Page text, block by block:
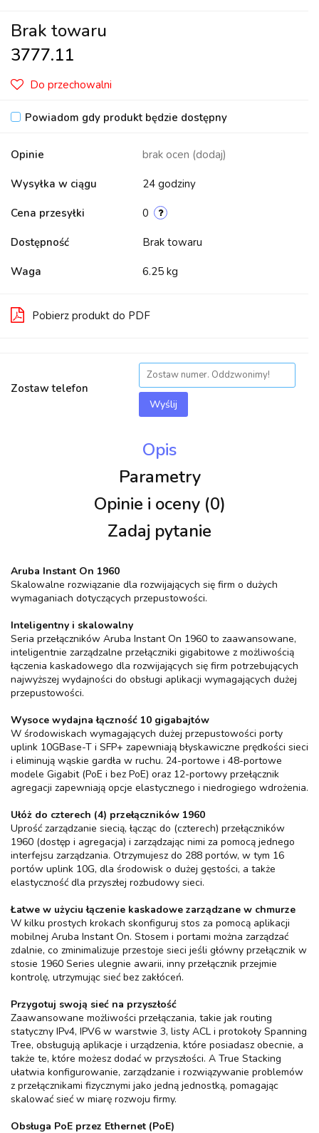
Brak towaru
3777.11
Do przechowalni
Powiadom gdy produkt będzie dostępny
Opinie brak ocen (dodaj)
Wysyłka w ciągu 24 godziny
Cena przesyłki 0
Dostępność Brak towaru
Waga 6.25 kg
Pobierz produkt do PDF
Zostaw telefon
Wyślij
Opis
Parametry
Opinie i oceny (0)
Zadaj pytanie
Aruba Instant On 1960
Skalowalne rozwiązanie dla rozwijających się firm o dużych
wymaganiach dotyczących przepustowości.
Inteligentny i skalowalny
Seria przełączników Aruba Instant On 1960 to zaawansowane,
inteligentnie zarządzalne przełączniki gigabitowe z możliwością
łączenia kaskadowego dla rozwijających się firm potrzebujących
najwyższej wydajności do obsługi aplikacji wymagających dużej
przepustowości.
Wysoce wydajna łączność 10 gigabajtów
W środowiskach wymagających dużej przepustowości porty
uplink 10GBase-T i SFP+ zapewniają błyskawiczne prędkości sieci
i eliminują wąskie gardła w ruchu. 24-portowe i 48-portowe
modele Gigabit (PoE i bez PoE) oraz 12-portowy przełącznik
agregacji zapewniają opcje elastycznego i niedrogiego wdrożenia.
Ułóż do czterech (4) przełączników 1960
Uprość zarządzanie siecią, łącząc do (czterech) przełączników
1960 (dostęp i agregacja) i zarządzając nimi za pomocą jednego
interfejsu zarządzania. Otrzymujesz do 288 portów, w tym 16
portów uplink 10G, dla środowisk o dużej gęstości, a także
elastyczność dla przyszłej rozbudowy sieci.
Łatwe w użyciu łączenie kaskadowe zarządzane w chmurze
W kilku prostych krokach skonfiguruj stos za pomocą aplikacji
mobilnej Aruba Instant On. Stosem i portami można zarządzać
zdalnie, co zminimalizuje przestoje sieci jeśli główny przełącznik w
stosie 1960 Series ulegnie awarii, inny przełącznik przejmie
kontrolę, utrzymując sieć bez zakłóceń.
Przygotuj swoją sieć na przyszłość
Zaawansowane możliwości przełączania, takie jak routing
statyczny IPv4, IPV6 w warstwie 3, listy ACL i protokoły Spanning
Tree, obsługują aplikacje i urządzenia, które posiadasz obecnie, a
także te, które możesz dodać w przyszłości. A True Stacking
ułatwia konfigurowanie, zarządzanie i rozwiązywanie problemów
z przełącznikami fizycznymi jako jedną jednostką, pomagając
skalować sieć w miarę rozwoju firmy.
Obsługa PoE przez Ethernet (PoE)